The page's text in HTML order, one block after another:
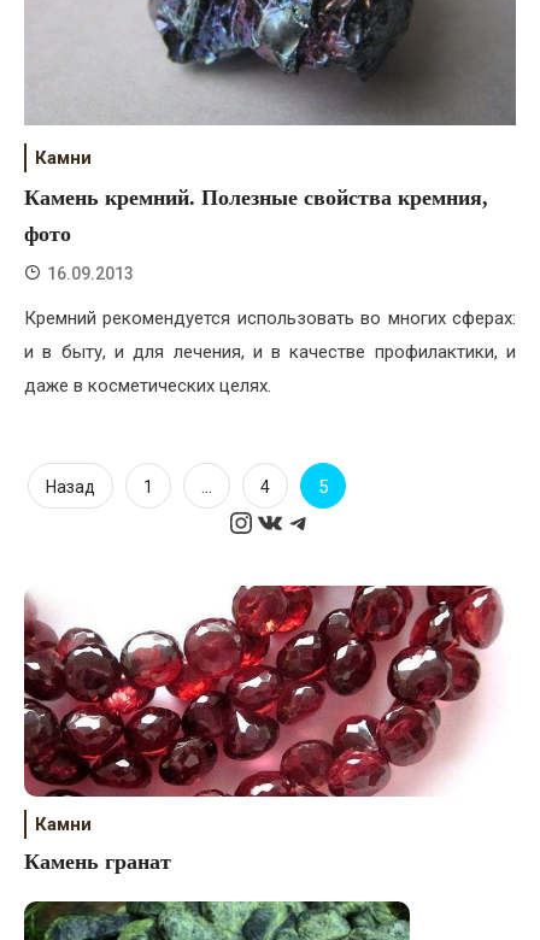
Камни
Камень кремний. Полезные свойства кремния,
фото
16.09.2013
Кремний рекомендуется использовать во многих сферах:
и в быту, и для лечения, и в качестве профилактики, и
даже в косметических целях.
Пагинация
Назад 1 … 4 5
Instagram
ВКонтакте
Telegram
Камни
Камень гранат